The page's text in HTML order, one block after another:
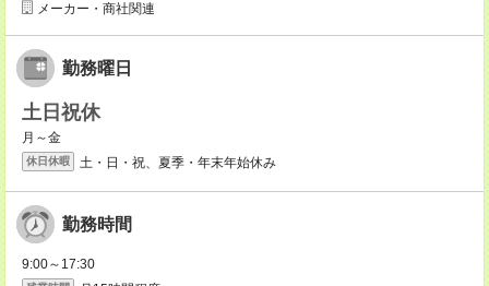
メーカー・商社関連
勤務曜日
土日祝休
月～金
休日休暇 土・日・祝、夏季・年末年始休み
勤務時間
9:00～17:30